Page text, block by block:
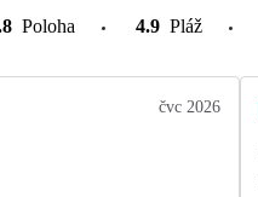
Poloha 4.9 Pláž
čvc 2026